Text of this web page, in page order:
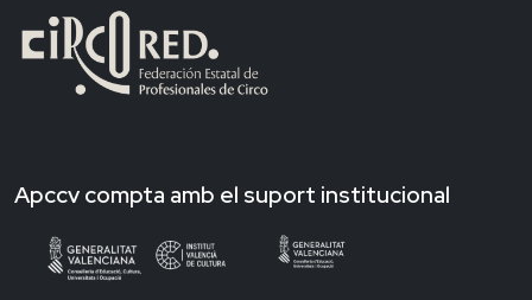
Apccv compta amb el suport institucional